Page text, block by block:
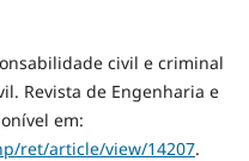
civil e criminal
Revista de Engenharia e
em:
ret/article/view/14207.